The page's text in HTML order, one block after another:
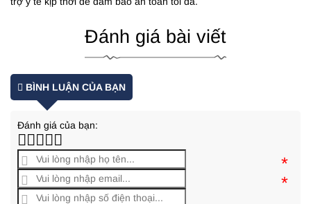
Đánh giá bài viết
BÌNH LUẬN CỦA BẠN
Đánh giá của bạn:
*
*